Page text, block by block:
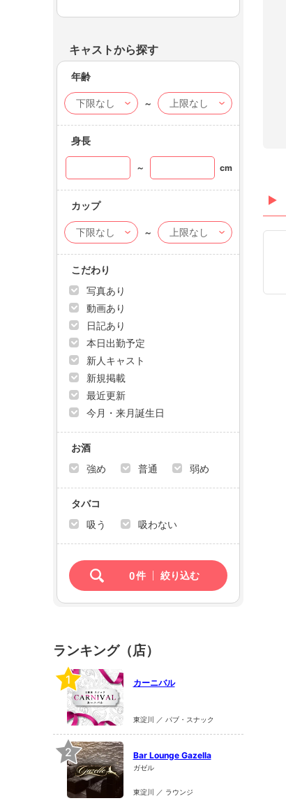
キャストから探す
年齢
～
身長
～ cm
カップ
～
こだわり
写真あり
動画あり
日記あり
本日出勤予定
新人キャスト
新規掲載
最近更新
今月・来月誕生日
お酒
強め
普通 弱め
タバコ
吸う
吸わない
0件 絞り込む
ランキング（店）
1 カーニバル
東淀川 ／ パブ・スナック
2 Bar Lounge Gazella
ガゼル
東淀川 ／ ラウンジ